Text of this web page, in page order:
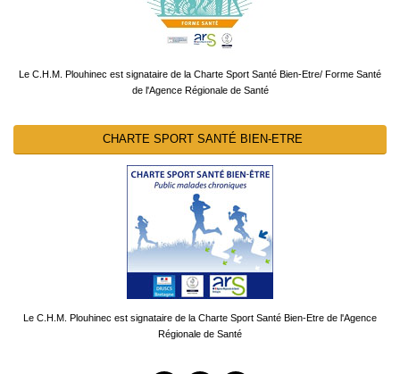
Le C.H.M. Plouhinec est signataire de la Charte Sport Santé Bien-Etre/ Forme Santé
de l'Agence Régionale de Santé
CHARTE SPORT SANTÉ BIEN-ETRE
Le C.H.M. Plouhinec est signataire de la Charte Sport Santé Bien-Etre de l'Agence
Régionale de Santé